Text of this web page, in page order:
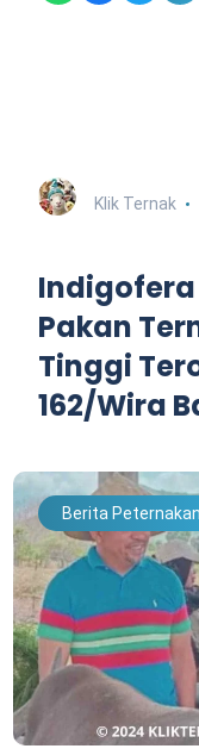
Klik Ternak
Pakan
Tinggi
162/Wira
Berita Peternakan